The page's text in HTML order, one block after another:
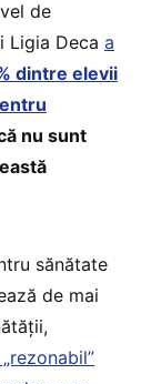
de
Ligia Deca a
dintre elevii
nu sunt
sănătate
de mai